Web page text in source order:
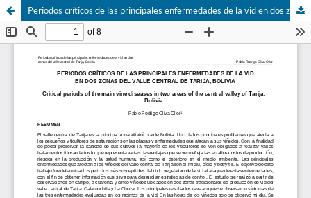
Periodos críticos de las principales enfermedades de la vid en dos zonas del valle central de Tarija, Bolivia